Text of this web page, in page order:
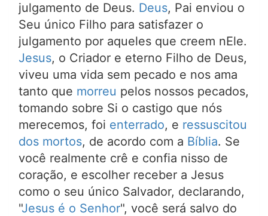
julgamento de Deus. Deus, Pai enviou o
Seu único Filho para satisfazer o
julgamento por aqueles que creem nEle.
Jesus, o Criador e eterno Filho de Deus,
viveu uma vida sem pecado e nos ama
tanto que morreu pelos nossos pecados,
tomando sobre Si o castigo que nós
merecemos, foi enterrado, e ressuscitou
dos mortos, de acordo com a Bíblia. Se
você realmente crê e confia nisso de
coração, e escolher receber a Jesus
como o seu único Salvador, declarando,
"Jesus é o Senhor", você será salvo do